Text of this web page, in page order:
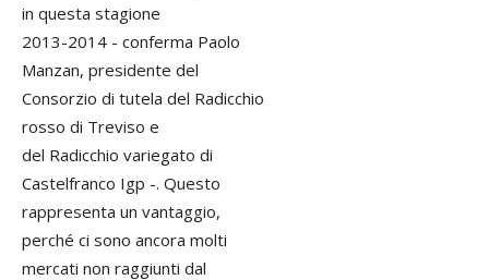
in questa stagione
2013-2014 - conferma Paolo
Manzan, presidente del
Consorzio di tutela del Radicchio
rosso di Treviso e
del Radicchio variegato di
Castelfranco Igp -. Questo
rappresenta un vantaggio,
perché ci sono ancora molti
mercati non raggiunti dal